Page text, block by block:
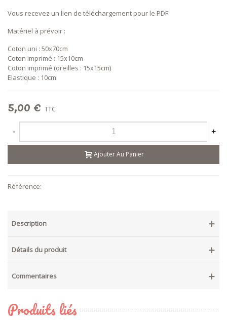
Vous recevez un lien de téléchargement pour le PDF.
Matériel à prévoir :
Coton uni : 50x70cm
Coton imprimé : 15x10cm
Coton imprimé (oreilles : 15x15cm)
Elastique : 10cm
5,00 € TTC
- +
Ajouter Au Panier
Référence:
Description
Détails du produit
Commentaires
Produits liés